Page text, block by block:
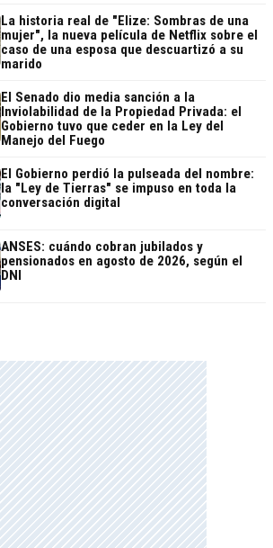
La historia real de "Elize: Sombras de una
mujer", la nueva película de Netflix sobre el
caso de una esposa que descuartizó a su
marido
El Senado dio media sanción a la
Inviolabilidad de la Propiedad Privada: el
Gobierno tuvo que ceder en la Ley del
Manejo del Fuego
El Gobierno perdió la pulseada del nombre:
la "Ley de Tierras" se impuso en toda la
conversación digital
ANSES: cuándo cobran jubilados y
pensionados en agosto de 2026, según el
DNI